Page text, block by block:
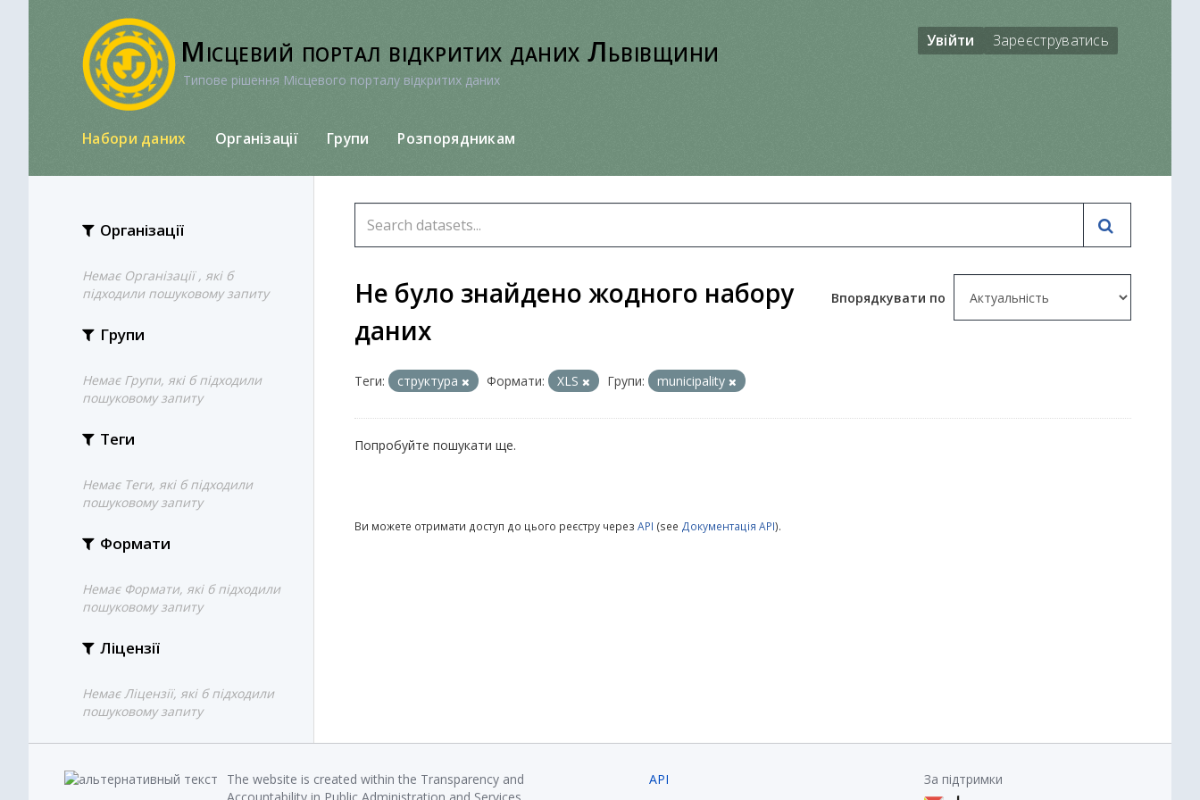
Місцевий портал відкритих даних Львівщини
Типове рішення Місцевого порталу відкритих даних
Увійти Зареєструватись
Набори даних Організації Групи Розпорядникам
Організації
Немає Організації , які б
підходили пошуковому запиту
Групи
Немає Групи, які б підходили
пошуковому запиту
Теги
Немає Теги, які б підходили
пошуковому запиту
Формати
Немає Формати, які б підходили
пошуковому запиту
Ліцензії
Немає Ліцензії, які б підходили
пошуковому запиту
Впорядкувати по
Не було знайдено жодного набору
даних
Теги: структура Формати: XLS Групи: municipality
Попробуйте пошукати ще.
Ви можете отримати доступ до цього реєстру через API (see Документація API).
The website is created within the Transparency and
API
За підтримки